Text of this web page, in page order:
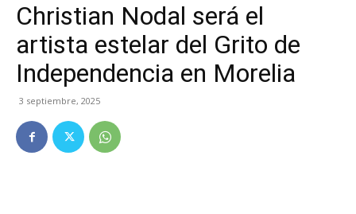
Christian Nodal será el
artista estelar del Grito de
Independencia en Morelia
3 septiembre, 2025